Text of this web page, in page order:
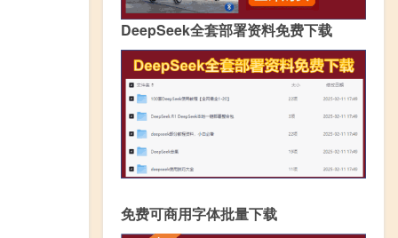
DeepSeek全套部署资料免费下载
免费可商用字体批量下载